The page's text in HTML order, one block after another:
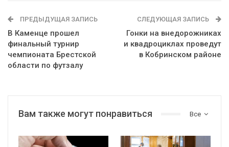
ПРЕДЫДУЩАЯ ЗАПИСЬ
В Каменце прошел
финальный турнир
чемпионата Брестской
области по футзалу
СЛЕДУЮЩАЯ ЗАПИСЬ
Гонки на внедорожниках
и квадроциклах проведут
в Кобринском районе
Все
Вам также могут понравиться